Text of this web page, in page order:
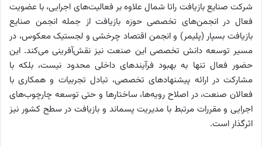
شرکت صنایع بازیافت راتا شمال علاوه بر فعالیت‌های اجرایی، با عضویت
فعال در انجمن‌های تخصصی حوزه بازیافت از جمله انجمن صنایع
بازیافت بسپار (پلیمر) و انجمن اقتصاد چرخشی و لجستیک معکوس، در
مسیر توسعه دانش تخصصی این صنعت نیز نقش‌آفرینی می‌کند. این
حضور فعال تنها به بهبود فرآیندهای داخلی محدود نیست، بلکه با
مشارکت در ارائه پیشنهادهای تخصصی، تبادل تجربیات و همکاری با
فعالان صنعت، در اصلاح رویه‌ها، ساختارها و حتی توسعه چارچوب‌های
اجرایی و مقررات مرتبط با مدیریت پسماند و بازیافت در سطح کشور نیز
اثرگذار است.